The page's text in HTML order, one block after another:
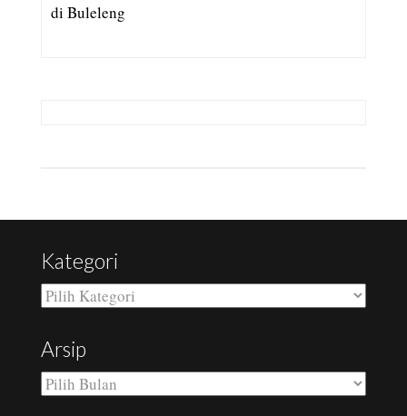
di Buleleng
Kategori
Kategori
Arsip
Arsip